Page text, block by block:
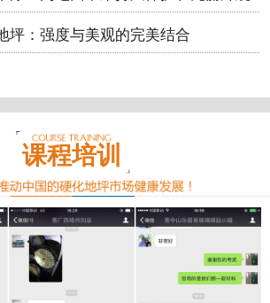
坪：强度与美观的完美结合
课程培训